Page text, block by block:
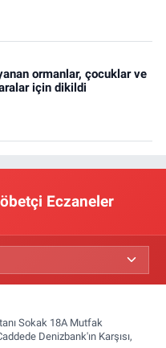
ormanlar, çocuklar ve
için dikildi
Eczaneler
Sokak 18A Mutfak
Denizbank'ın Karşısı,